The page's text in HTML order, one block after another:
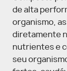
de alta
organismo,
diretamente
nutrientes e
seu